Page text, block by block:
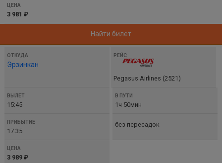
3 981 ₽
Найти билет
Эрзинкан
Pegasus Airlines (2521)
15:45 1ч 50мин
17:35
без пересадок
3 989 ₽